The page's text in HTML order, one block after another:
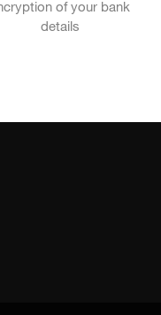
of your bank
details